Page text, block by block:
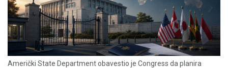
Američki State Department obavestio je Congress da planira